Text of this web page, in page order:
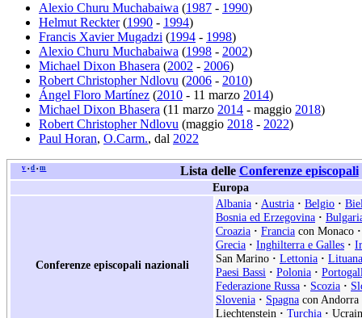
Alexio Churu Muchabaiwa (1987 - 1990)
Helmut Reckter(1990 - 1994)
Francis Xavier Mugadzi (1994 - 1998)
Alexio Churu Muchabaiwa (1998 - 2002)
Michael Dixon Bhasera (2002 - 2006)
Robert Christopher Ndlovu (2006 - 2010)
Ángel Floro Martínez (2010 - 11 marzo 2014)
Michael Dixon Bhasera (11 marzo 2014 - maggio 2018)
Robert Christopher Ndlovu (maggio 2018 - 2022)
Paul Horan, O.Carm., dal 2022
v • d • m Lista delle Conferenze episcopali
Europa
Conferenze episcopali nazionali
Albania · Austria · Belgio ·
Bosnia ed Erzegovina ·
Croazia · Francia con Monaco ·
Grecia · Inghilterra e Galles ·
San Marino · Lettonia · Lituana
Paesi Bassi · Polonia ·
Federazione Russa · Scozia ·
Slovenia · Spagna con Andorra
Liechtenstein · Turchia ·